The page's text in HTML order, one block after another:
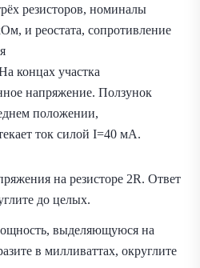
резисторов, номиналы
и реостата, сопротивление
концах участка
напряжение. Ползунок
положении,
ток силой I=40 мА.
на резисторе 2R. Ответ
до целых.
выделяющуюся на
в милливаттах, округлите